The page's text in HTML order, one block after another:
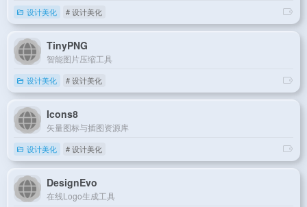
设计美化 # 设计美化
TinyPNG
智能图片压缩工具
设计美化 # 设计美化
Icons8
矢量图标与插图资源库
设计美化 # 设计美化
DesignEvo
在线Logo生成工具